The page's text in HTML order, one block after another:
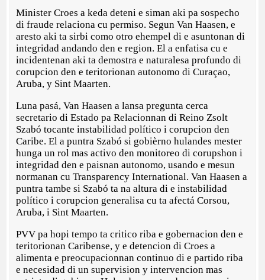
Minister Croes a keda deteni e siman aki pa sospecho
di fraude relaciona cu permiso. Segun Van Haasen, e
aresto aki ta sirbi como otro ehempel di e asuntonan di
integridad andando den e region. El a enfatisa cu e
incidentenan aki ta demostra e naturalesa profundo di
corupcion den e teritorionan autonomo di Curaçao,
Aruba, y Sint Maarten.
Luna pasá, Van Haasen a lansa pregunta cerca
secretario di Estado pa Relacionnan di Reino Zsolt
Szabó tocante instabilidad político i corupcion den
Caribe. El a puntra Szabó si gobièrno hulandes mester
hunga un rol mas activo den monitoreo di corupshon i
integridad den e paisnan autonomo, usando e mesun
normanan cu Transparency International. Van Haasen a
puntra tambe si Szabó ta na altura di e instabilidad
político i corupcion generalisa cu ta afectá Corsou,
Aruba, i Sint Maarten.
PVV pa hopi tempo ta critico riba e gobernacion den e
teritorionan Caribense, y e detencion di Croes a
alimenta e preocupacionnan continuo di e partido riba
e necesidad di un supervision y intervencion mas